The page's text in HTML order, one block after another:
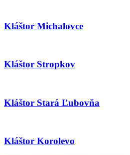
Kláštor Michalovce
Kláštor Stropkov
Kláštor Stará Ľubovňa
Kláštor Korolevo